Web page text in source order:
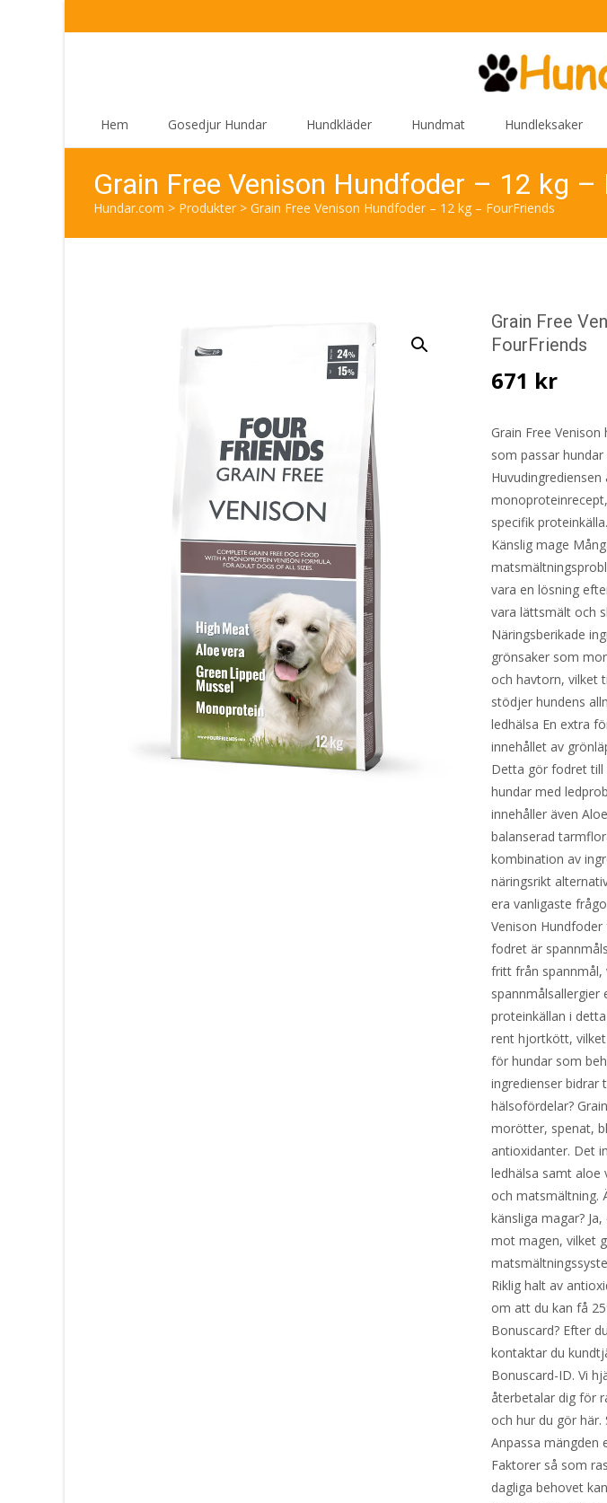
Hem Gosedjur Hundar Hundkläder Hundmat Hundleksaker
Grain Free Venison Hundfoder – 12 kg –
Hundar.com > Produkter > Grain Free Venison Hundfoder – 12 kg – FourFriends
Grain Free
FourFriends
671 kr
Grain Free
som passar
specifik
Känslig mage
vara en lösning
vara lättsmält och
Näringsberikade
grönsaker som
och havtorn, vilket
stödjer hundens
ledhälsa En extra
innehållet av
Detta gör fodret till
hundar med
innehåller även
balanserad
kombination av
näringsrikt
era vanligaste
Venison
fodret är
fritt från spannmål,
spannmålsallergier
proteinkällan i
rent hjortkött,
för hundar som
ingredienser bidrar
hälsofördelar?
morötter, spenat,
antioxidanter. Det
ledhälsa samt aloe
och matsmältning.
känsliga magar?
mot magen, vilket
Riklig halt av
om att du kan få
Bonuscard? Efter
kontaktar du
Bonuscard-ID. Vi
återbetalar dig för
och hur du gör här.
Anpassa mängden
Faktorer så som
dagliga behovet